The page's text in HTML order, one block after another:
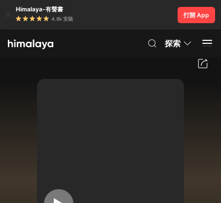
Himalaya-有聲書
4.8k 安裝
打開 App
探索